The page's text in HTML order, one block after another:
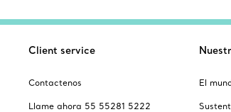
Client service
Contactenos
Llame ahora 55 55281 5222
El